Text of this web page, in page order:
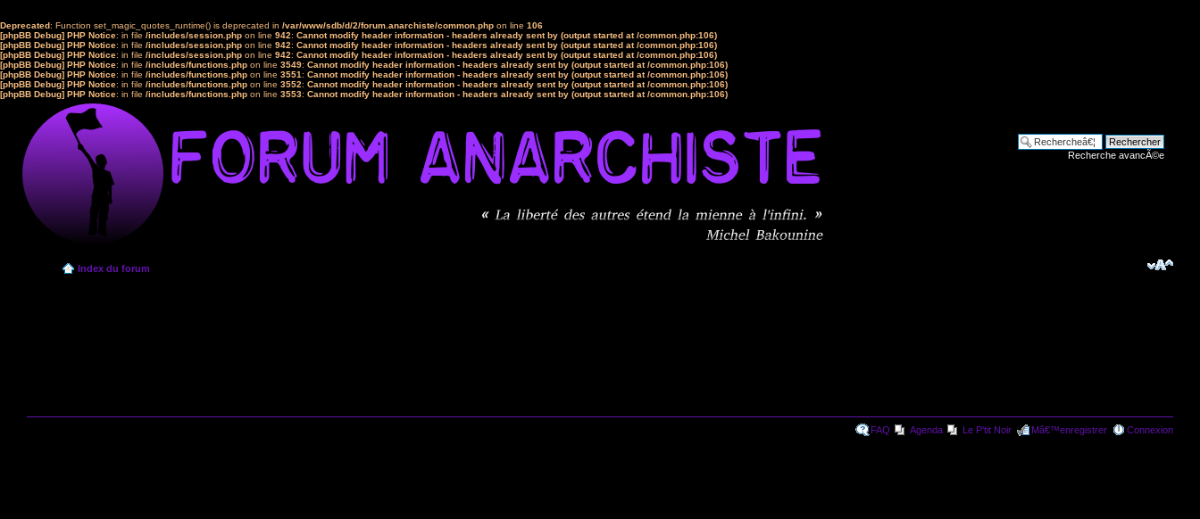
Deprecated: Function set_magic_quotes_runtime() is deprecated in /var/www/sdb/d/2/forum.anarchiste/common.php on line 106
[phpBB Debug] PHP Notice: in file /includes/session.php on line 942: Cannot modify header information - headers already sent by (output started at /common.php:106)
[phpBB Debug] PHP Notice: in file /includes/session.php on line 942: Cannot modify header information - headers already sent by (output started at /common.php:106)
[phpBB Debug] PHP Notice: in file /includes/session.php on line 942: Cannot modify header information - headers already sent by (output started at /common.php:106)
[phpBB Debug] PHP Notice: in file /includes/functions.php on line 3549: Cannot modify header information - headers already sent by (output started at /common.php:106)
[phpBB Debug] PHP Notice: in file /includes/functions.php on line 3551: Cannot modify header information - headers already sent by (output started at /common.php:106)
[phpBB Debug] PHP Notice: in file /includes/functions.php on line 3552: Cannot modify header information - headers already sent by (output started at /common.php:106)
[phpBB Debug] PHP Notice: in file /includes/functions.php on line 3553: Cannot modify header information - headers already sent by (output started at /common.php:106)
Recherche avancÃ©e
Index du forum
FAQ Agenda Le P'tit Noir Mâ€™enregistrer Connexion